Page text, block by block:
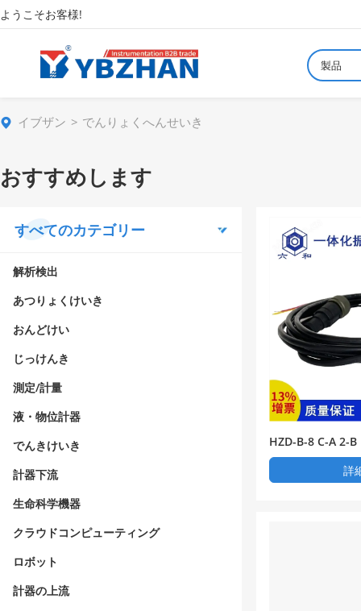
ようこそお客様!
製品
イブザン でんりょくへんせいき
おすすめします
すべてのカテゴリー
解析検出
あつりょくけいき
おんどけい
じっけんき
測定/計量
液・物位計器
でんきけいき
計器下流
生命科学機器
クラウドコンピューティング
ロボット
計器の上流
HZD-B-8 C-A 2-
ミッタ圧電式
詳